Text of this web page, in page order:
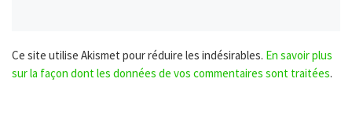
Ce site utilise Akismet pour réduire les indésirables. En savoir plus
sur la façon dont les données de vos commentaires sont traitées.